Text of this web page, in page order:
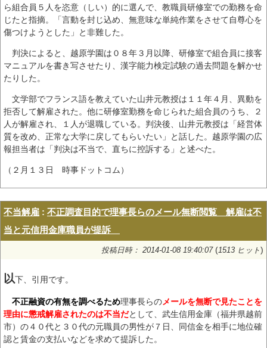
ら組合員５人を恣意（しい）的に選んで、教職員研修室での勤務を命
じたと指摘。「言動を封じ込め、無意味な単純作業をさせて自尊心を
傷つけようとした」と非難した。
判決によると、越原学園は０８年３月以降、研修室で組合員に接客
マニュアルを書き写させたり、漢字能力検定試験の過去問題を解かせ
たりした。
文学部でフランス語を教えていた山井元教授は１１年４月、異動を
拒否して解雇された。他に研修室勤務を命じられた組合員のうち、２
人が解雇され、１人が退職している。判決後、山井元教授は「経営体
質を改め、正常な大学に戻してもらいたい」と話した。越原学園の広
報担当者は「判決は不当で、直ちに控訴する」と述べた。
（２月１３日 時事ドットコム）
不当解雇 : 不正調査目的で理事長らのメール無断閲覧 解雇は不
当と元信用金庫職員が提訴
投稿日時： 2014-01-08 19:40:07(1513 ヒット)
以下、引用です。
不正融資の有無を調べるため理事長らのメールを無断で見たことを
理由に懲戒解雇されたのは不当だとして、武生信用金庫（福井県越前
市）の４０代と３０代の元職員の男性が７日、同信金を相手に地位確
認と賃金の支払いなどを求めて提訴した。